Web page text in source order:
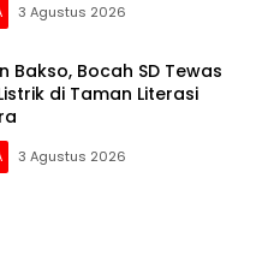
3 Agustus 2026
Bakso, Bocah SD Tewas
di Taman Literasi
3 Agustus 2026